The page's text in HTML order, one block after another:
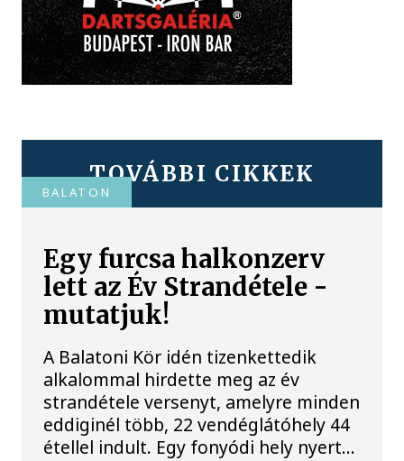
TOVÁBBI CIKKEK
BALATON
Egy furcsa halkonzerv
lett az Év Strandétele -
mutatjuk!
A Balatoni Kör idén tizenkettedik
alkalommal hirdette meg az év
strandétele versenyt, amelyre minden
eddiginél több, 22 vendéglátóhely 44
étellel indult. Egy fonyódi hely nyert...